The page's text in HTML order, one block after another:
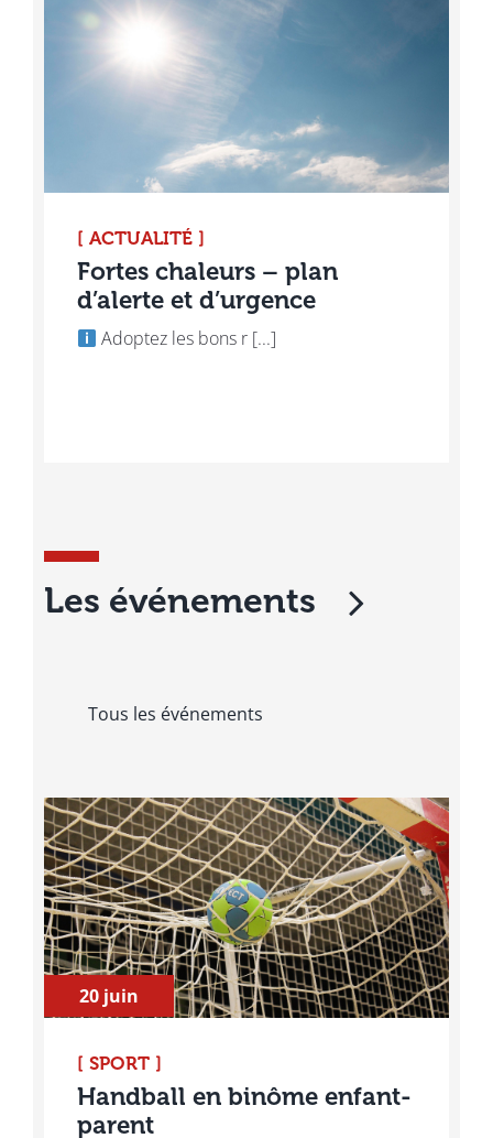
[ ACTUALITÉ ]
Fortes chaleurs – plan
d’alerte et d’urgence
Adoptez les bons r [...]
Les événements
Tous les événements
20 juin
[ SPORT ]
Handball en binôme enfant-
parent